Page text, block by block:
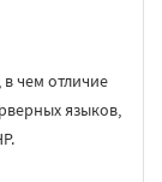
чем отличие
языков,